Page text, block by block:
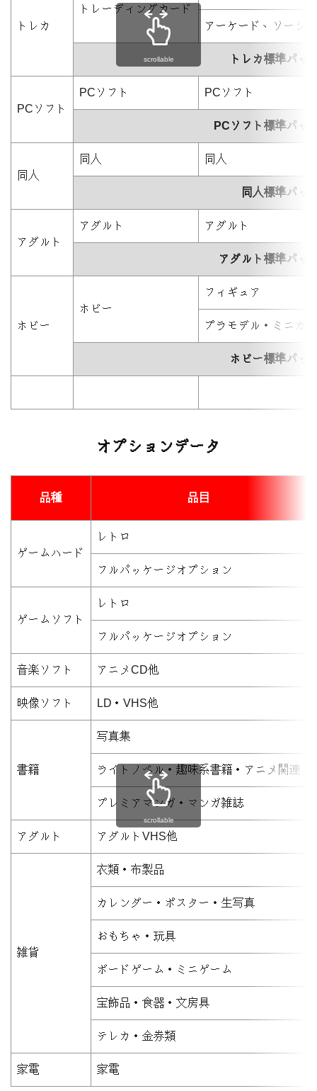
トレカ
トレーディングカード
アーケード、ソーシ
トレカ標準パッ
PCソフト
PCソフト PCソフト
PCソフト標準パッ
同人
同人 同人
同人標準パッ
アダルト
アダルト アダルト
アダルト標準パッ
ホビー
ホビー
フィギュア
プラモデル・ミニカー
ホビー標準パッ
scrollable
オプションデータ
品種 品目
ゲームハード
レトロ
フルパッケージオプション
ゲームソフト
レトロ
フルパッケージオプション
音楽ソフト アニメCD他
映像ソフト LD・VHS他
書籍
写真集
ライトノベル・趣味系書籍・アニメ関連
プレミアマンガ・マンガ雑誌
アダルト アダルトVHS他
雑貨
衣類・布製品
カレンダー・ポスター・生写真
おもちゃ・玩具
ボードゲーム・ミニゲーム
宝飾品・食器・文房具
テレカ・金券類
家電 家電
scrollable